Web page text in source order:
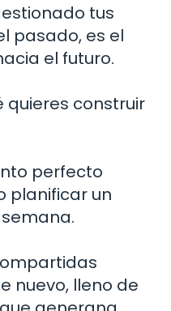
tus
pasado, es el
el futuro.
quieres construir
perfecto
planificar un
nuevo, lleno de